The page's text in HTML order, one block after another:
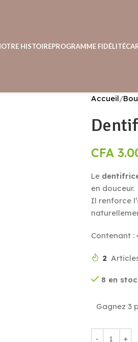
HISTOIREPROGRAMME FIDÉLITÉ
Accueil
CFA
Le
en douceur.
Il renforce
Contenant :
2
8 en
Gagnez 3